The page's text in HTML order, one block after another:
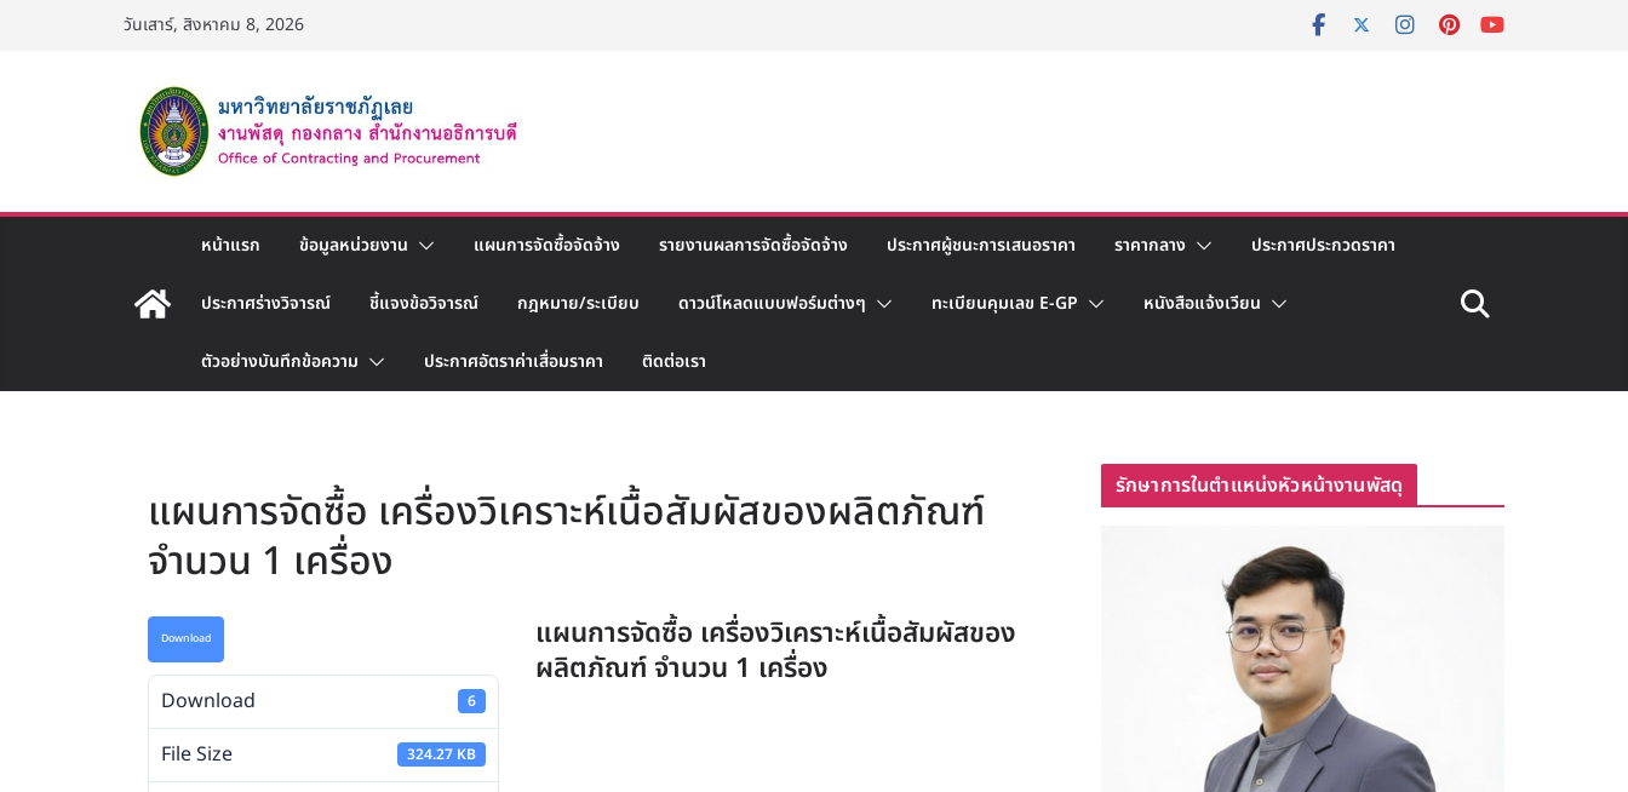
วันเสาร์, สิงหาคม 8, 2026
หน้าแรก ข้อมูลหน่วยงาน แผนการจัดซื้อจัดจ้าง รายงานผลการจัดซื้อจัดจ้าง ประกาศผู้ชนะการเสนอราคา ราคากลาง ประกาศประกวดราคา
ประกาศร่างวิจารณ์ ชี้แจงข้อวิจารณ์ กฎหมาย/ระเบียบ ดาวน์โหลดแบบฟอร์มต่างๆ ทะเบียนคุมเลข E-GP หนังสือแจ้งเวียน
ตัวอย่างบันทึกข้อความ ประกาศอัตราค่าเสื่อมราคา ติดต่อเรา
แผนการจัดซื้อ เครื่องวิเคราะห์เนื้อสัมผัสของผลิตภัณฑ์
จำนวน 1 เครื่อง
Download
Download 6
File Size 324.27 KB
แผนการจัดซื้อ เครื่องวิเคราะห์เนื้อสัมผัสของ
ผลิตภัณฑ์ จำนวน 1 เครื่อง
รักษาการในตำแหน่งหัวหน้างานพัสดุ